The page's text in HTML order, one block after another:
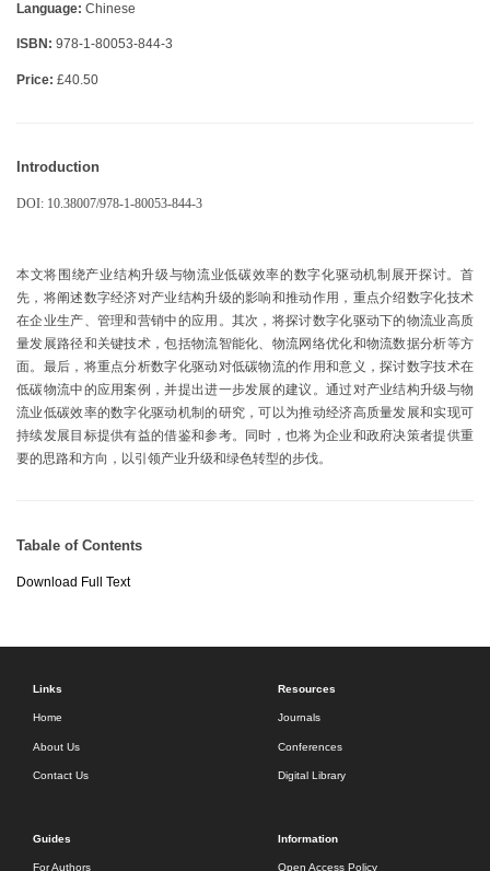
Language: Chinese
ISBN: 978-1-80053-844-3
Price: £40.50
Introduction
DOI: 10.38007/978-1-80053-844-3
本文将围绕产业结构升级与物流业低碳效率的数字化驱动机制展开探讨。首
先，将阐述数字经济对产业结构升级的影响和推动作用，重点介绍数字化技术
在企业生产、管理和营销中的应用。其次，将探讨数字化驱动下的物流业高质
量发展路径和关键技术，包括物流智能化、物流网络优化和物流数据分析等方
面。最后，将重点分析数字化驱动对低碳物流的作用和意义，探讨数字技术在
低碳物流中的应用案例，并提出进一步发展的建议。通过对产业结构升级与物
流业低碳效率的数字化驱动机制的研究，可以为推动经济高质量发展和实现可
持续发展目标提供有益的借鉴和参考。同时，也将为企业和政府决策者提供重
要的思路和方向，以引领产业升级和绿色转型的步伐。
Tabale of Contents
Download Full Text
Links
Home
About Us
Contact Us
Resources
Journals
Conferences
Digital Library
Guides
For Authors
Information
Open Access Policy